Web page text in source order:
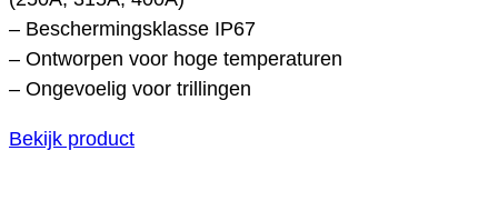
– Beschermingsklasse IP67
– Ontworpen voor hoge temperaturen
– Ongevoelig voor trillingen
Bekijk product